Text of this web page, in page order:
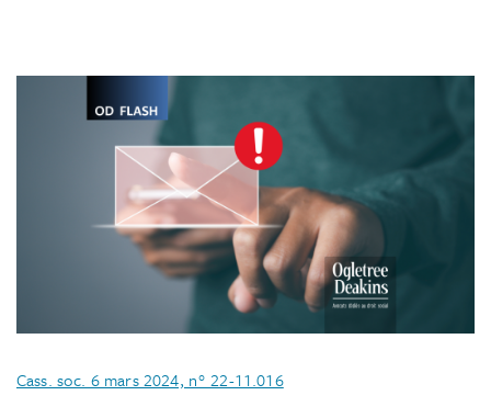
Cass. soc. 6 mars 2024, n° 22-11.016